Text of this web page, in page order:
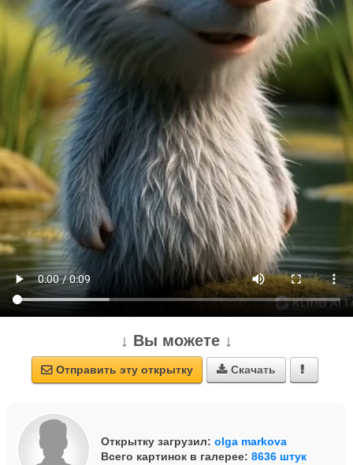
↓ Вы можете ↓
 Отправить эту открытку  Скачать 
Открытку загрузил: olga markova
Всего картинок в галерее: 8636 штук